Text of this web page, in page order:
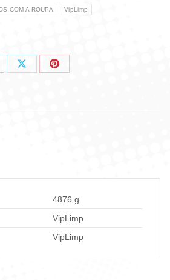
COM A ROUPA VipLimp
CompartilharCompartilhar
4876 g
VipLimp
VipLimp